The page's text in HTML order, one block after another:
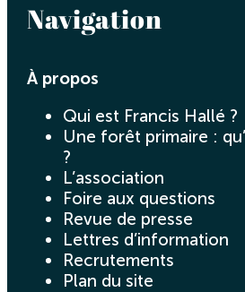
Navigation
À propos
Qui est Francis Hallé ?
Une forêt primaire :
?
L’association
Foire aux questions
Revue de presse
Lettres d’information
Recrutements
Plan du site